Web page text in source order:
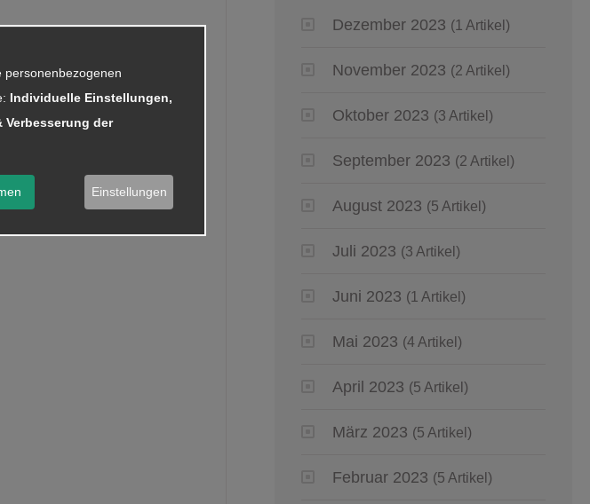
Dezember 2023 (1 Artikel)
November 2023 (2 Artikel)
Oktober 2023 (3 Artikel)
September 2023 (2 Artikel)
August 2023 (5 Artikel)
Juli 2023 (3 Artikel)
Juni 2023 (1 Artikel)
Mai 2023 (4 Artikel)
April 2023 (5 Artikel)
März 2023 (5 Artikel)
Februar 2023 (5 Artikel)
personenbezogenen
Individuelle Einstellungen,
der
Einstellungen